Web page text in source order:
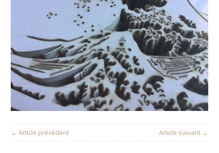
← Article précédent Article suivant →